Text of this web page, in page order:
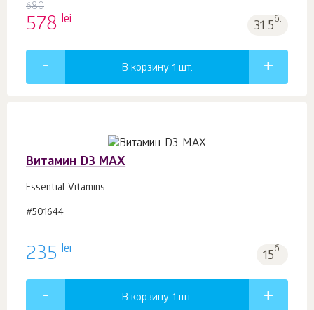
680
578 lei 31.5б.
В корзину 1 шт.
Витамин D3 MAX
Essential Vitamins
#501644
235 lei 15б.
В корзину 1 шт.